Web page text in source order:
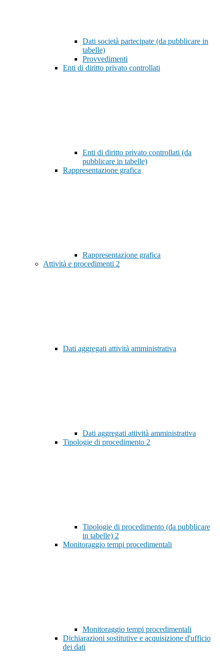
Dati società partecipate (da pubblicare in
tabelle)
Provvedimenti
Enti di diritto privato controllati
Enti di diritto privato controllati (da
pubblicare in tabelle)
Rappresentazione grafica
Rappresentazione grafica
Attività e procedimenti 2
Dati aggregati attività amministrativa
Dati aggregati attività amministrativa
Tipologie di procedimento 2
Tipologie di procedimento (da pubblicare
in tabelle) 2
Monitoraggio tempi procedimentali
Monitoraggio tempi procedimentali
Dichiarazioni sostitutive e acquisizione d'ufficio
dei dati